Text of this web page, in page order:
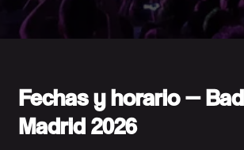
Fechas y horario —
Madrid 2026